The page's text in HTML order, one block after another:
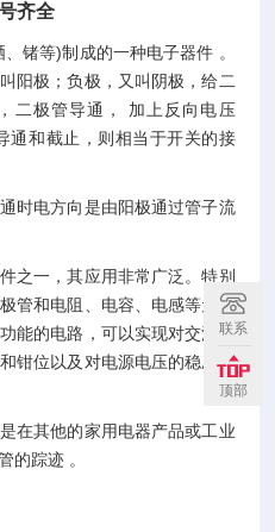
齐全
锗等)制成的一种电子器件 。
阳极；负极，又叫阴极，给二
二极管导通， 加上反向电压
通和截止，则相当于开关的接
时电方向是由阳极通过管子流
之一，其应用非常广泛。特别
管和电阻、电容、电感等元器
能的电路，可以实现对交流电
钳位以及对电源电压的稳压等
在其他的家用电器产品或工业
的踪迹 。
联系
顶部